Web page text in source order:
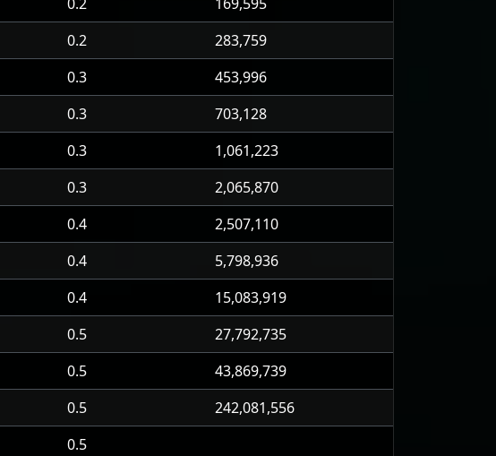
0.2
283,759
0.3
453,996
0.3
703,128
0.3
1,061,223
0.3
2,065,870
0.4
2,507,110
0.4
5,798,936
0.4
15,083,919
0.5
27,792,735
0.5
43,869,739
0.5
242,081,556
0.5